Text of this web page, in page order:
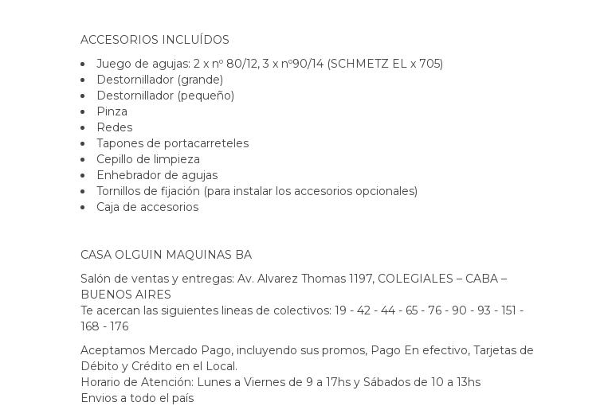
ACCESORIOS INCLUÍDOS
Juego de agujas: 2 x nº 80/12, 3 x nº90/14 (SCHMETZ EL x 705)
Destornillador (grande)
Destornillador (pequeño)
Pinza
Redes
Tapones de portacarreteles
Cepillo de limpieza
Enhebrador de agujas
Tornillos de fijación (para instalar los accesorios opcionales)
Caja de accesorios
CASA OLGUIN MAQUINAS BA
Salón de ventas y entregas: Av. Alvarez Thomas 1197, COLEGIALES – CABA –
BUENOS AIRES
Te acercan las siguientes lineas de colectivos: 19 - 42 - 44 - 65 - 76 - 90 - 93 - 151 -
168 - 176
Aceptamos Mercado Pago, incluyendo sus promos, Pago En efectivo, Tarjetas de
Débito y Crédito en el Local.
Horario de Atención: Lunes a Viernes de 9 a 17hs y Sábados de 10 a 13hs
Envios a todo el país